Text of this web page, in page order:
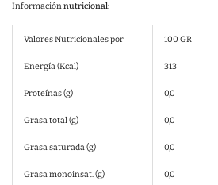
Informaciónnutricional:
Valores Nutricionales por 100 GR
Energía (Kcal) 313
Proteínas (g) 0,0
Grasa total (g) 0,0
Grasa saturada (g) 0,0
Grasa monoinsat. (g) 0,0